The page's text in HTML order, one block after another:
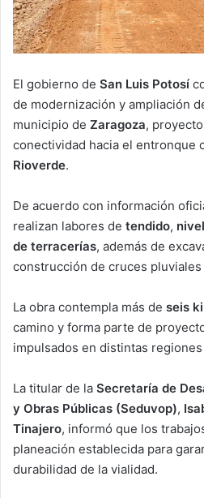
El gobierno de San Luis Potosí
de modernización y ampliación
municipio de Zaragoza,
conectividad hacia el entronque
Rioverde.
De acuerdo con información
realizan labores de tendido,
de terracerías, además de
construcción de cruces
La obra contempla más de seis
camino y forma parte de
impulsados en distintas
La titular de la Secretaría de
y Obras Públicas (Seduvop),
Tinajero, informó que los
planeación establecida para
durabilidad de la vialidad.